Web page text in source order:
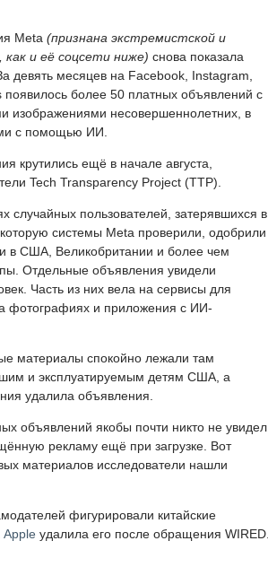
Meta (признана экстремистской и
как и её соцсети ниже) снова показала
девять месяцев на Facebook, Instagram,
более 50 платных объявлений с
изображениями несовершеннолетних, в
с помощью ИИ.
крутились ещё в начале августа,
Tech Transparency Project (TTP).
случайных пользователей, затерявшихся в
системы Meta проверили, одобрили
в США, Великобритании и более чем
Отдельные объявления увидели
Часть из них вела на сервисы для
фотографиях и приложения с ИИ-
материалы спокойно лежали там
и эксплуатируемым детям США, а
удалила объявления.
объявлений якобы почти никто не увидел.
рекламу ещё при загрузке. Вот
материалов исследователи нашли
фигурировали китайские
Apple удалила его после обращения WIRED.